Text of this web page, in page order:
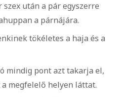
után a pár egyszerre
a párnájára.
tökéletes a haja és a
mindig pont azt takarja el,
megfelelő helyen láttat.